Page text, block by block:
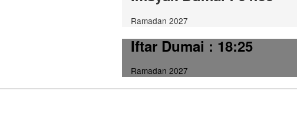
Ramadan 2027
Iftar Dumai: 18:25
Ramadan 2027